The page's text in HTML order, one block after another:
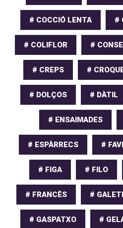
# COCCIÓ LENTA #
# COLIFLOR #
# CREPS #
# DOLÇOS # DÀTIL
# ENSAIMADES
# ESPÀRRECS #
# FIGA # FILO
# FRANCÈS #
# GASPATXO #